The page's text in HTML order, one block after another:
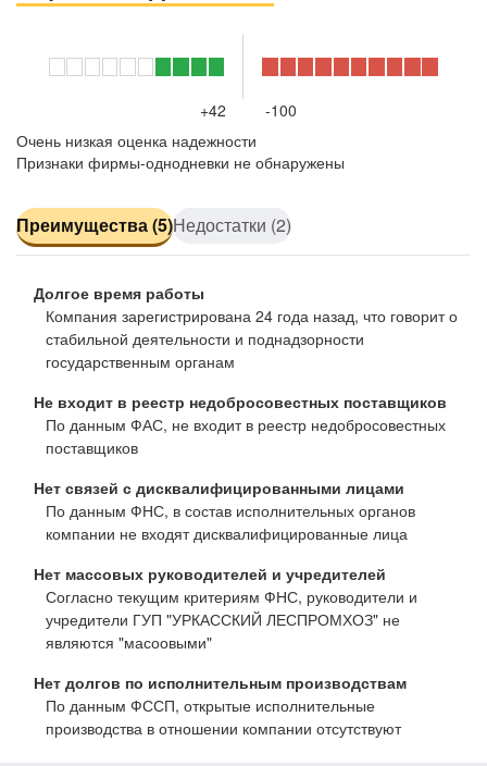
+42
-100
Очень низкая оценка надежности
Признаки фирмы-однодневки не обнаружены
Преимущества (5)Недостатки (2)
Долгое время работы
Компания зарегистрирована 24 года назад, что говорит о
стабильной деятельности и поднадзорности
государственным органам
Не входит в реестр недобросовестных поставщиков
По данным ФАС, не входит в реестр недобросовестных
поставщиков
Нет связей с дисквалифицированными лицами
По данным ФНС, в состав исполнительных органов
компании не входят дисквалифицированные лица
Нет массовых руководителей и учредителей
Согласно текущим критериям ФНС, руководители и
учредители ГУП "УРКАССКИЙ ЛЕСПРОМХОЗ" не
являются "масоовыми"
Нет долгов по исполнительным производствам
По данным ФССП, открытые исполнительные
производства в отношении компании отсутствуют